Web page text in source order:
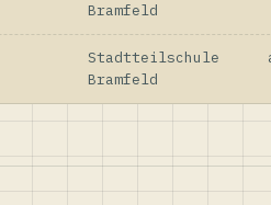
Bramfeld
Stadtteilschule
Bramfeld